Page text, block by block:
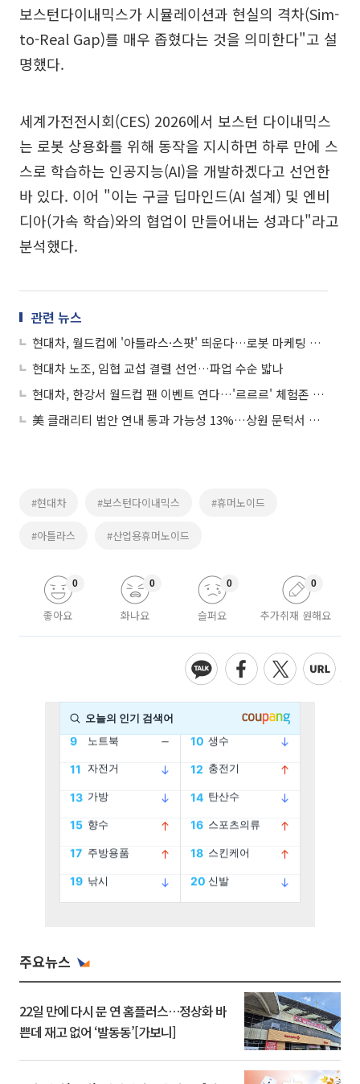
보스턴다이내믹스가 시뮬레이션과 현실의 격차(Sim-
to-Real Gap)를 매우 좁혔다는 것을 의미한다"고 설
명했다.
세계가전전시회(CES) 2026에서 보스턴 다이내믹스
는 로봇 상용화를 위해 동작을 지시하면 하루 만에 스
스로 학습하는 인공지능(AI)을 개발하겠다고 선언한
바 있다. 이어 "이는 구글 딥마인드(AI 설계) 및 엔비
디아(가속 학습)와의 협업이 만들어내는 성과다"라고
분석했다.
관련 뉴스
현대차, 월드컵에 '아틀라스·스팟' 띄운다…로봇 마케팅 본격화
현대차 노조, 임협 교섭 결렬 선언…파업 수순 밟나
현대차, 한강서 월드컵 팬 이벤트 연다…'르르르' 체험존 운영
美 클래리티 법안 연내 통과 가능성 13%…상원 문턱서 제동
#현대차 #보스턴다이내믹스 #휴머노이드
#아틀라스 #산업용휴머노이드
좋아요
0
화나요
0
슬퍼요
0
추가취재 원해요
0
주요뉴스
22일 만에 다시 문 연 홈플러스…정상화 바
쁜데 재고 없어 ‘발동동’[가보니]